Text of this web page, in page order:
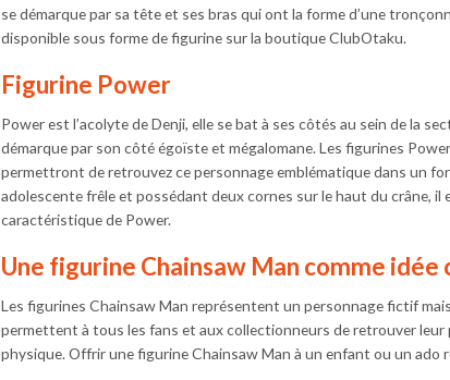
se démarque par sa tête et ses bras qui ont la forme d’une
disponible sous forme de figurine sur la boutique ClubOtaku.
Figurine Power
Power est l’acolyte de Denji, elle se bat à ses côtés au sein de la
démarque par son côté égoïste et mégalomane. Les figurines
permettront de retrouvez ce personnage emblématique dans un
adolescente frêle et possédant deux cornes sur le haut du crâne,
caractéristique de Power.
Une figurine Chainsaw Man comme idée
Les figurines Chainsaw Man représentent un personnage fictif
permettent à tous les fans et aux collectionneurs de retrouver
physique. Offrir une figurine Chainsaw Man à un enfant ou un ado